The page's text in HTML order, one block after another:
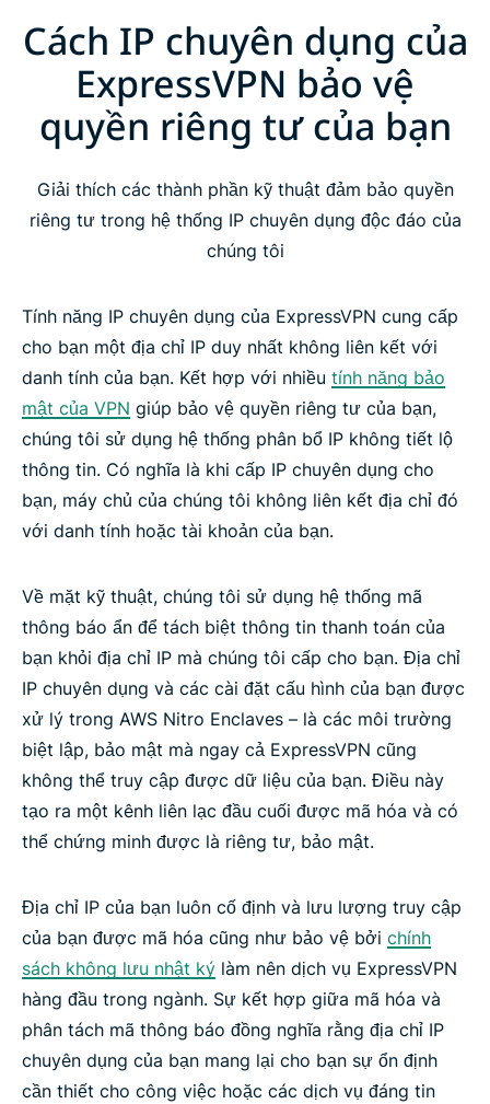
Cách IP chuyên dụng của
ExpressVPN bảo vệ
quyền riêng tư của bạn
Giải thích các thành phần kỹ thuật đảm bảo quyền
riêng tư trong hệ thống IP chuyên dụng độc đáo của
chúng tôi
Tính năng IP chuyên dụng của ExpressVPN cung cấp
cho bạn một địa chỉ IP duy nhất không liên kết với
danh tính của bạn. Kết hợp với nhiều tính năng bảo
mật của VPN giúp bảo vệ quyền riêng tư của bạn,
chúng tôi sử dụng hệ thống phân bổ IP không tiết lộ
thông tin. Có nghĩa là khi cấp IP chuyên dụng cho
bạn, máy chủ của chúng tôi không liên kết địa chỉ đó
với danh tính hoặc tài khoản của bạn.
Về mặt kỹ thuật, chúng tôi sử dụng hệ thống mã
thông báo ẩn để tách biệt thông tin thanh toán của
bạn khỏi địa chỉ IP mà chúng tôi cấp cho bạn. Địa chỉ
IP chuyên dụng và các cài đặt cấu hình của bạn được
xử lý trong AWS Nitro Enclaves – là các môi trường
biệt lập, bảo mật mà ngay cả ExpressVPN cũng
không thể truy cập được dữ liệu của bạn. Điều này
tạo ra một kênh liên lạc đầu cuối được mã hóa và có
thể chứng minh được là riêng tư, bảo mật.
Địa chỉ IP của bạn luôn cố định và lưu lượng truy cập
của bạn được mã hóa cũng như bảo vệ bởi chính
sách không lưu nhật ký làm nên dịch vụ ExpressVPN
hàng đầu trong ngành. Sự kết hợp giữa mã hóa và
phân tách mã thông báo đồng nghĩa rằng địa chỉ IP
chuyên dụng của bạn mang lại cho bạn sự ổn định
cần thiết cho công việc hoặc các dịch vụ đáng tin